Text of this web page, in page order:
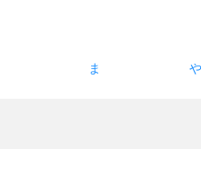
ま や